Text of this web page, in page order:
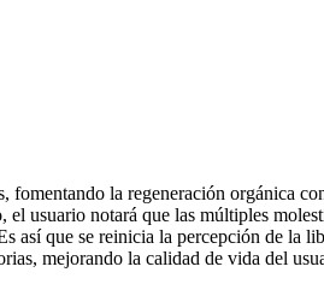
fomentando la regeneración orgánica
usuario notará que las múltiples
así que se reinicia la percepción de la
mejorando la calidad de vida del